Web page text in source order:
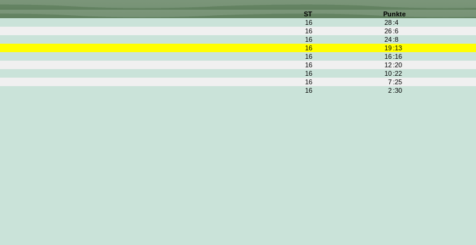
ST
Punkte
16 28 :4
16 26 :6
16 24 :8
16 19 :13
16 16 :16
16 12 :20
16 10 :22
16 7 :25
16 2 :30